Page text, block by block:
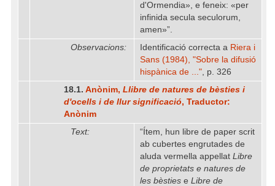
d'Ormendia», e feneix: «per
infinida secula seculorum,
amen»”.
Observacions:
Identificació correcta a Riera i
Sans (1984), "Sobre la difusió
hispànica de ...", p. 326
18.1. Anònim, Llibre de natures de bèsties i
d'ocells i de llur significació, Traductor:
Anònim
Text:
“Ítem, hun libre de paper scrit
ab cubertes engrutades de
aluda vermella appellat Libre
de proprietats e natures de
les bèsties e Libre de